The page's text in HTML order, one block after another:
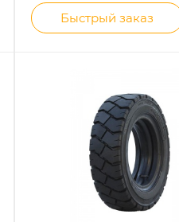
Быстрый заказ